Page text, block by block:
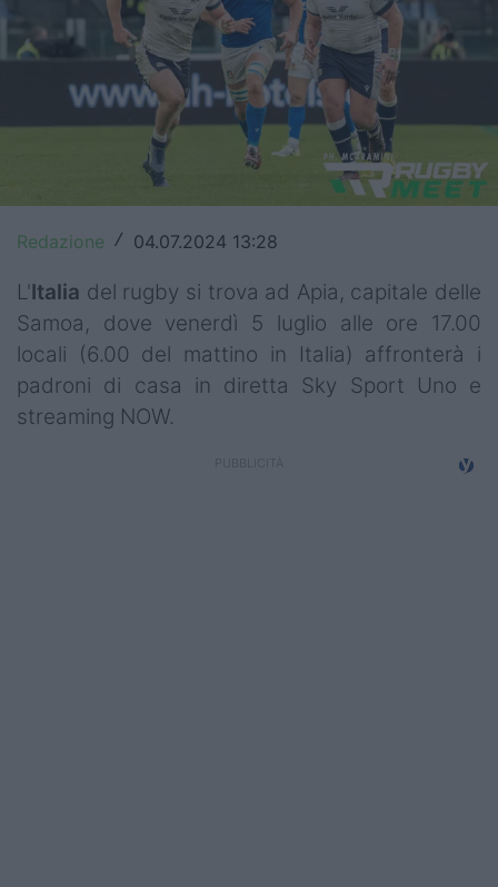
United Rugby Championship
Premiership
Champions Cup
Rugby World Cup
Super Rugby
Rugby in TV
Redazione / 04.07.2024 13:28
L'Italia del rugby si trova ad Apia, capitale delle
Samoa, dove venerdì 5 luglio alle ore 17.00
locali (6.00 del mattino in Italia) affronterà i
padroni di casa in diretta Sky Sport Uno e
streaming NOW.